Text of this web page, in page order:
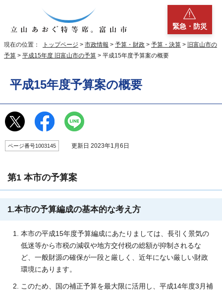
緊急・防災
現在の位置： トップページ > 市政情報 > 予算・財政 > 予算・決算 > 旧富山市の
予算 > 平成15年度 旧富山市の予算 > 平成15年度予算案の概要
平成15年度予算案の概要
ページ番号1003145 更新日 2023年1月6日
第1 本市の予算案
1.本市の予算編成の基本的な考え方
本市の平成15年度予算編成にあたりましては、長引く景気の
低迷等から市税の減収や地方交付税の総額が抑制されるな
ど、一般財源の確保が一段と厳しく、近年にない厳しい財政
環境にあります。
このため、国の補正予算を最大限に活用し、平成14年度3月補